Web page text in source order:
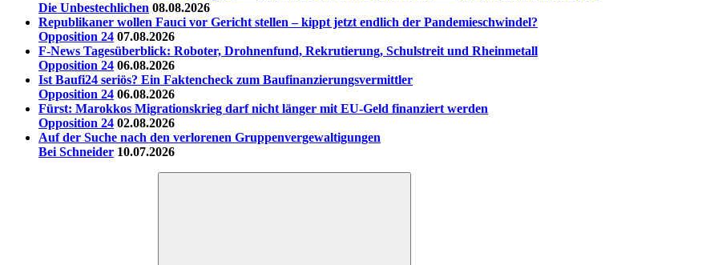
Die Unbestechlichen 08.08.2026
Republikaner wollen Fauci vor Gericht stellen – kippt jetzt endlich der Pandemieschwindel?
Opposition 24 07.08.2026
F-News Tagesüberblick: Roboter, Drohnenfund, Rekrutierung, Schulstreit und Rheinmetall
Opposition 24 06.08.2026
Ist Baufi24 seriös? Ein Faktencheck zum Baufinanzierungsvermittler
Opposition 24 06.08.2026
Fürst: Marokkos Migrationskrieg darf nicht länger mit EU-Geld finanziert werden
Opposition 24 02.08.2026
Auf der Suche nach den verlorenen Gruppenvergewaltigungen
Bei Schneider 10.07.2026